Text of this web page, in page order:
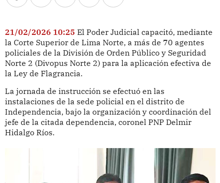
21/02/2026 10:25 El Poder Judicial capacitó, mediante
la Corte Superior de Lima Norte, a más de 70 agentes
policiales de la División de Orden Público y Seguridad
Norte 2 (Divopus Norte 2) para la aplicación efectiva de
la Ley de Flagrancia.
La jornada de instrucción se efectuó en las
instalaciones de la sede policial en el distrito de
Independencia, bajo la organización y coordinación del
jefe de la citada dependencia, coronel PNP Delmir
Hidalgo Ríos.